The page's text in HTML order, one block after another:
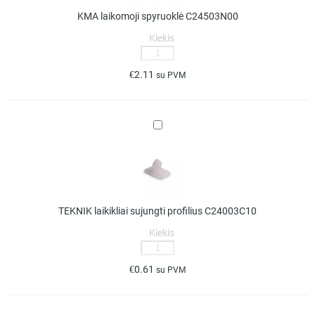
KMA laikomoji spyruoklė C24503N00
Kiekis
produkto
KMA
C24503N00
€2.11 su PVM
TEKNIK
profilius
TEKNIK laikikliai sujungti profilius C24003C10
Kiekis
produkto
TEKNIK
€0.61 su PVM